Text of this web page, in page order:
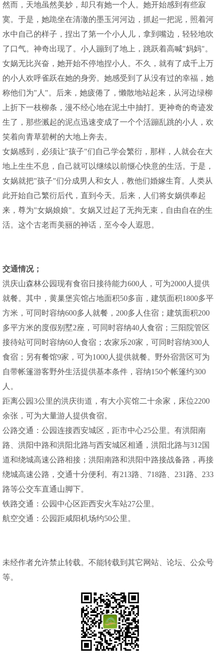
然而，天地虽然美妙，却只有她一个人。她开始感到有些寂
寞。于是，她跪坐在清澈的墨玉河河边，抓起一把泥，照着河
水中自己的样子，捏出了第一个小人儿，拿到嘴边，轻轻地吹
了口气。神奇出现了。小人蹦到了地上，跳跃着高喊"妈妈"。
女娲无比兴奋，她开始不停地捏小人。不久，就有了成千上万
的小人欢呼雀跃在她的身旁。她感受到了从没有过的幸福，她
称他们为"人"。后来，她疲倦了，懒散地站起来，从河边绿柳
上折下一枝柳条，漫不经心地在泥土中抽打。更神奇的奇迹发
生了，那些溅起的泥点迅速变成了一个个活蹦乱跳的小人，欢
笑着向青草碧树的大地上奔去。
女娲感到，必须让"孩子"们自己学会繁衍，那样，人就会在大
地上生生不息，自己就可以继续以前惬心快意的生活。于是，
女娲就把"孩子"们分成男人和女人，教他们婚嫁生育。人类从
此开始自己繁衍后代，直到今天。后来，人们将女娲供奉起
来，尊为"女娲娘娘"。女娲又过起了无拘无束，自由自在的生
活。这个古老而美丽的神话，至今令人遐思。
交通情况；
洪庆山森林公园现有食宿日接待能力600人，可为2000人提供
就餐。其中，黄巢堡宾馆占地面积50多亩，建筑面积1800多平
方米，可同时容纳600多人就餐，200多人住宿；建筑面积200
多平方米的度假别墅2座，可同时容纳40人食宿；三阳院管区
接待站可同时容纳60人食宿；农家乐20家，可同时容纳300人
食宿；另有餐馆9家，可为1000人提供就餐。野外宿营区可为
自带帐篷游客野外生活提供基本条件，容纳150个帐篷约300
人。
距离公园3公里的洪庆街道，有大小宾馆二十余家，床位2200
余张，可为大量游人提供食宿。
公路交通：公园连接西安城区，距市中心25公里。有洪阳南
路、洪阳中路和洪阳北路与西安城区相通，洪阳北路与312国
道和绕城高速公路相接；洪阳南路和洪阳中路接战备路，再接
绕城高速公路，交通十分便利。有213路、718路、231路、233
路等公交车直通山脚下。
铁路交通：公园中心区距西安火车站27公里。
航空交通：公园距咸阳机场约50公里。
未经作者允许禁止转载。不能转载到其它网站、论坛、公众号
等。